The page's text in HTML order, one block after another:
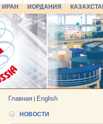
ИРАН ИОРДАНИЯ
Главная | English
НОВОСТИ